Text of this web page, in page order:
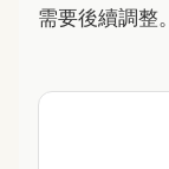
需要後續調整。